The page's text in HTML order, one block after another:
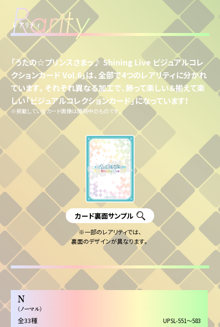
Rarity
レアリティ
「うたの☆プリンスさまっ♪ Shining Live ビジュアルコレ
クションカード Vol.6」は、全部で4つのレアリティに分かれ
ています。それぞれ異なる加工で、飾って楽しい＆揃えて楽
しい「ビジュアルコレクションカード」になっています！
※掲載しているカード画像は開発中のものです。
カード裏面サンプル
※一部のレアリティでは、
裏面のデザインが異なります。
N
（ノーマル）
全33種 UPSL-551～583